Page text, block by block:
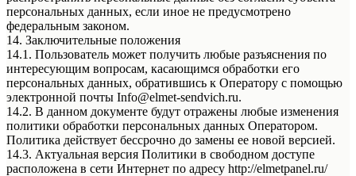
персональных данных, если иное не предусмотрено
федеральным законом.
14. Заключительные положения
14.1. Пользователь может получить любые разъяснения по
интересующим вопросам, касающимся обработки его
персональных данных, обратившись к Оператору с помощью
электронной почты Info@elmet-sendvich.ru.
14.2. В данном документе будут отражены любые изменения
политики обработки персональных данных Оператором.
Политика действует бессрочно до замены ее новой версией.
14.3. Актуальная версия Политики в свободном доступе
расположена в сети Интернет по адресу http://elmetpanel.ru/